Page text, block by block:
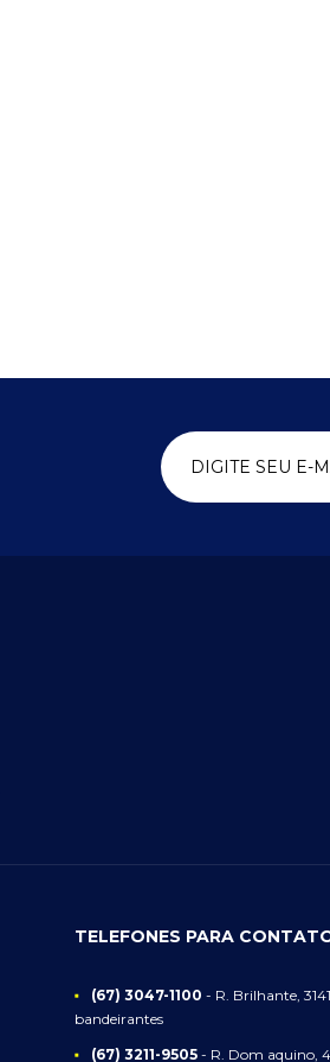
TELEFONES PARA
(67) 3047-1100 - R. Brilhante,
bandeirantes
(67) 3211-9505- R. Dom aquino,